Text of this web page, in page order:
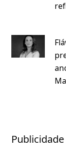
Publicidade